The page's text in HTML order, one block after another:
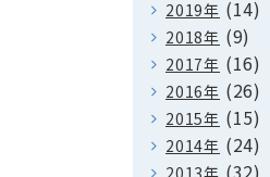
2019年 (14)
2018年 (9)
2017年 (16)
2016年 (26)
2015年 (15)
2014年 (24)
2013年 (32)